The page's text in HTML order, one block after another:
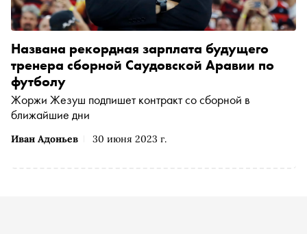
Иван Адоньев 30 июня 2023 г.
Названа рекордная зарплата будущего
тренера сборной Саудовской Аравии по
футболу
Жоржи Жезуш подпишет контракт со сборной в
ближайшие дни